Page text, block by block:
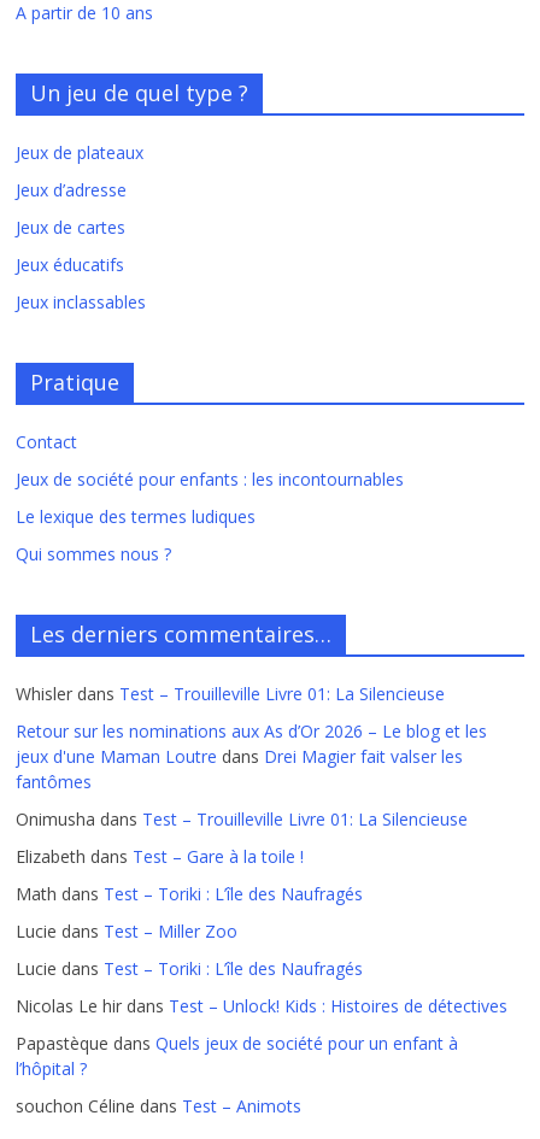
A partir de 10 ans
Un jeu de quel type ?
Jeux de plateaux
Jeux d’adresse
Jeux de cartes
Jeux éducatifs
Jeux inclassables
Pratique
Contact
Jeux de société pour enfants : les incontournables
Le lexique des termes ludiques
Qui sommes nous ?
Les derniers commentaires…
Whisler dans Test – Trouilleville Livre 01: La Silencieuse
Retour sur les nominations aux As d’Or 2026 – Le blog et les
jeux d'une Maman Loutre dans Drei Magier fait valser les
fantômes
Onimusha dans Test – Trouilleville Livre 01: La Silencieuse
Elizabeth dans Test – Gare à la toile !
Math dans Test – Toriki : L’île des Naufragés
Lucie dans Test – Miller Zoo
Lucie dans Test – Toriki : L’île des Naufragés
Nicolas Le hir dans Test – Unlock! Kids : Histoires de détectives
Papastèque dansQuels jeux de société pour un enfant à
l’hôpital ?
souchon Céline dans Test – Animots